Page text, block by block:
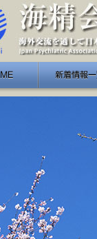
新着情報一覧